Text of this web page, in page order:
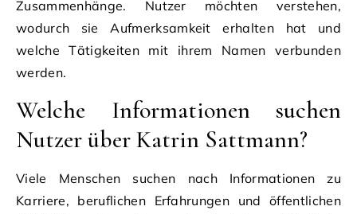
Zusammenhänge. Nutzer möchten verstehen,
wodurch sie Aufmerksamkeit erhalten hat und
welche Tätigkeiten mit ihrem Namen verbunden
werden.
Welche Informationen suchen
Nutzer über Katrin Sattmann?
Viele Menschen suchen nach Informationen zu
Karriere, beruflichen Erfahrungen und öffentlichen